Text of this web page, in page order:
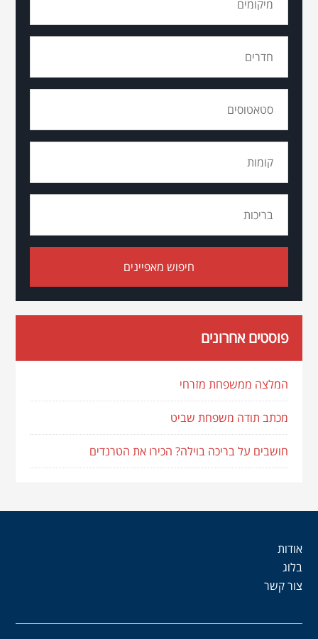
פוסטים אחרונים
המלצה ממשפחת מזרחי
מכתב תודה משפחת שביט
חושבים על בריכה בוילה? הכירו את הטרנדים
אודות
בלוג
צור קשר